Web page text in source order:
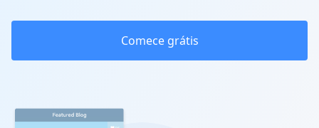
Comece grátis